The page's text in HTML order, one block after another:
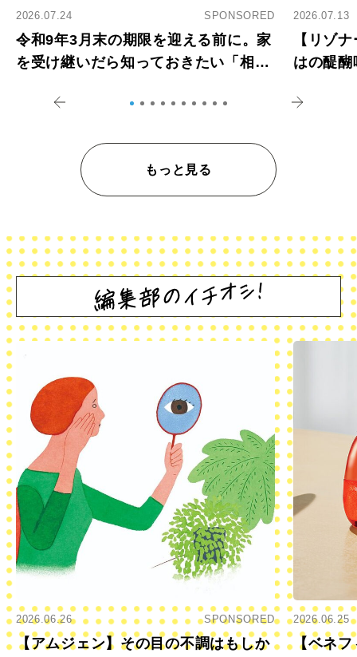
2026.07.24 SPONSORED
令和9年3月末の期限を迎える前に。家
を受け継いだら知っておきたい「相続
2026.07.13
【リゾ
はの醍
もっと見る
2026.06.26 SPONSORED
【アムジェン】その目の不調はもしか
2026.06.25
【ベネフ